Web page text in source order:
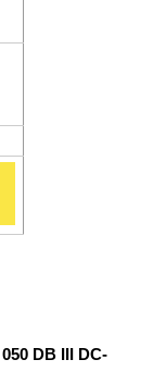
DB III DC-